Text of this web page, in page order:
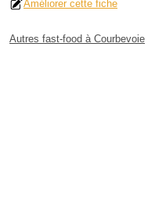
Améliorer cette fiche
Autres fast-food à Courbevoie